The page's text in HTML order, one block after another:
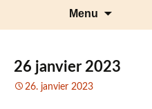
Menu
26 janvier 2023
26. janvier 2023